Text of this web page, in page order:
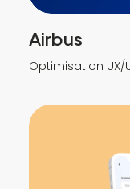
Airbus
Optimisation UX/